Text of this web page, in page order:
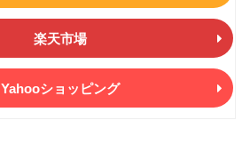
楽天市場
Yahooショッピング